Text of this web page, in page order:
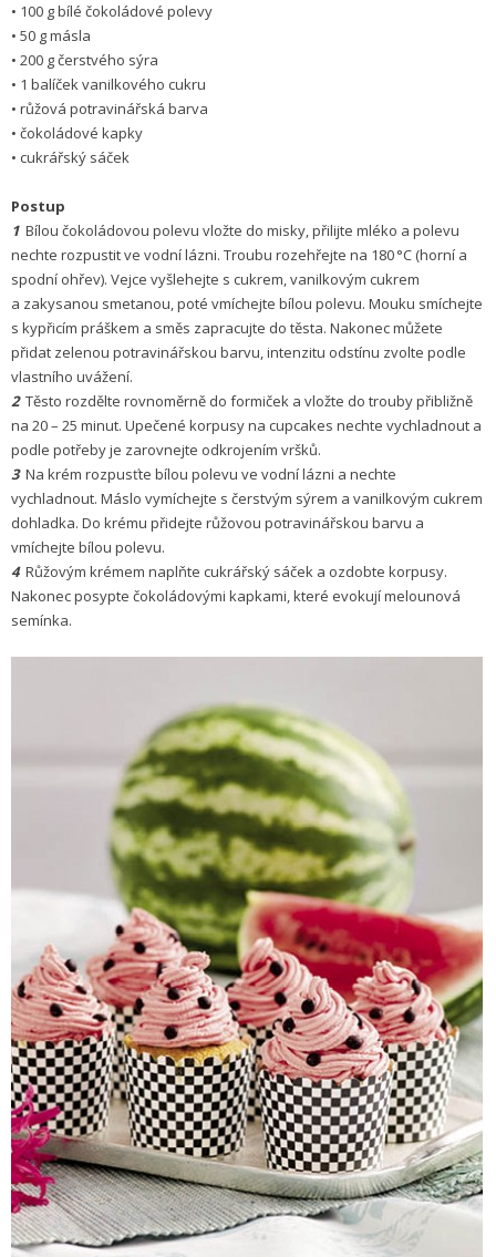
• 100 g bílé čokoládové polevy
• 50 g másla
• 200 g čerstvého sýra
• 1 balíček vanilkového cukru
• růžová potravinářská barva
• čokoládové kapky
• cukrářský sáček
Postup
1Bílou čokoládovou polevu vložte do misky, přilijte mléko a polevu
nechte rozpustit ve vodní lázni. Troubu rozehřejte na 180 °C (horní a
spodní ohřev). Vejce vyšlehejte s cukrem, vanilkovým cukrem
a zakysanou smetanou, poté vmíchejte bílou polevu. Mouku smíchejte
s kypřicím práškem a směs zapracujte do těsta. Nakonec můžete
přidat zelenou potravinářskou barvu, intenzitu odstínu zvolte podle
vlastního uvážení.
2Těsto rozdělte rovnoměrně do formiček a vložte do trouby přibližně
na 20 – 25 minut. Upečené korpusy na cupcakes nechte vychladnout a
podle potřeby je zarovnejte odkrojením vršků.
3Na krém rozpusťte bílou polevu ve vodní lázni a nechte
vychladnout. Máslo vymíchejte s čerstvým sýrem a vanilkovým cukrem
dohladka. Do krému přidejte růžovou potravinářskou barvu a
vmíchejte bílou polevu.
4Růžovým krémem naplňte cukrářský sáček a ozdobte korpusy.
Nakonec posypte čoko­ládovými kapkami, které evokují melounová
semínka.